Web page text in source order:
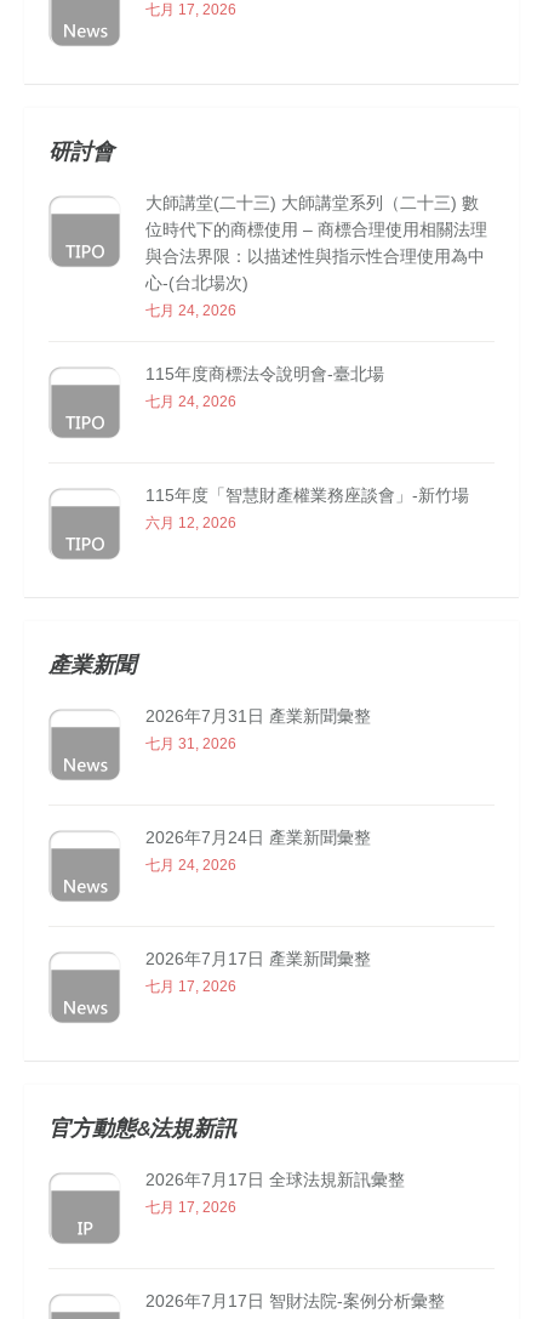
七月 17, 2026
研討會
大師講堂(二十三) 大師講堂系列（二十三) 數
位時代下的商標使用 – 商標合理使用相關法理
與合法界限：以描述性與指示性合理使用為中
心-(台北場次)
七月 24, 2026
115年度商標法令說明會-臺北場
七月 24, 2026
115年度「智慧財產權業務座談會」-新竹場
六月 12, 2026
產業新聞
2026年7月31日 產業新聞彙整
七月 31, 2026
2026年7月24日 產業新聞彙整
七月 24, 2026
2026年7月17日 產業新聞彙整
七月 17, 2026
官方動態&法規新訊
2026年7月17日 全球法規新訊彙整
七月 17, 2026
2026年7月17日 智財法院-案例分析彙整